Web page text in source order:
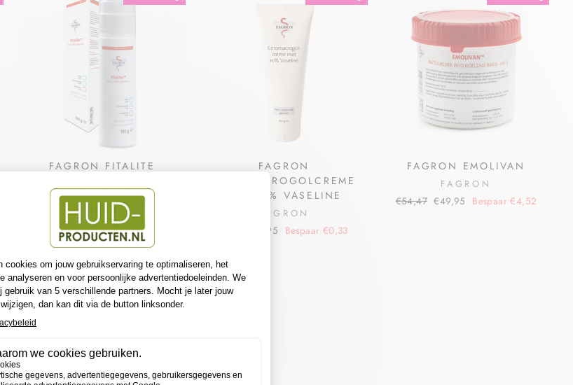
FAGRON FITALITE
FAGRON
€13,95 Bespaar €0,51
FAGRON
CETOMACROGOLCREME
MET 10% VASELINE
FAGRON
€6,95 Bespaar €0,33
FAGRON EMOLIVAN
FAGRON
€54,47 €49,95 Bespaar €4,52
Aanbieding